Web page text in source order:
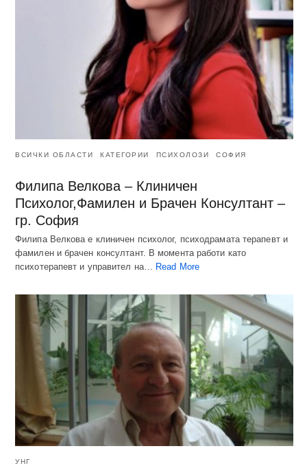
ВСИЧКИ ОБЛАСТИ КАТЕГОРИИ ПСИХОЛОЗИ СОФИЯ
Филипа Велкова – Клиничен
Психолог,Фамилен и Брачен Консултант –
гр. София
Филипа Велкова е клиничен психолог, психодрамата терапевт и
фамилен и брачен консултант. В момента работи като
психотерапевт и управител на…
Read More
УНГ